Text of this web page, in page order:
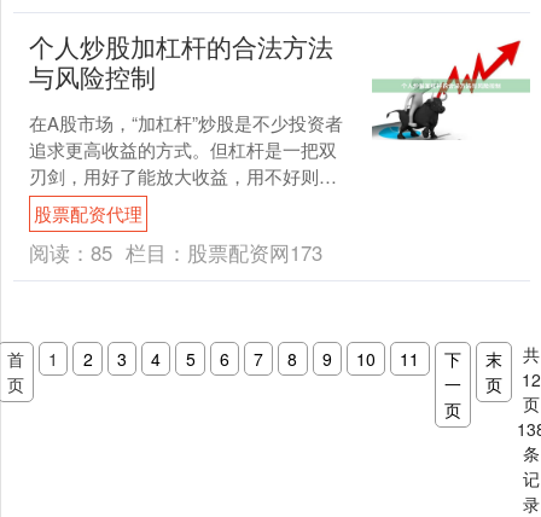
个人炒股加杠杆的合法方法
与风险控制
在A股市场，“加杠杆”炒股是不少投资者
追求更高收益的方式。但杠杆是一把双
刃剑，用好了能放大收益，用不好则可
能加速亏损。本文将重点介绍个人炒股
加杠杆的合法途径，并....
股票配资代理
阅读： 85 栏目： 股票配资网173
首
页
1 2 3 4 5 6 7 8 9 10 11
下
一
页
末
页
共
12
页
条
记
录